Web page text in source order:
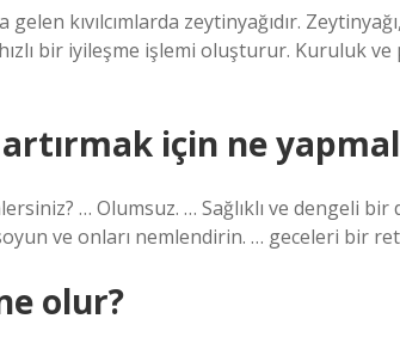
kıvılcımlarda zeytinyağıdır.
bir iyileşme işlemi oluşturur. Kuruluk
için ne
… Olumsuz. … Sağlıklı ve dengeli
ve onları nemlendirin. … geceleri bir
olur?